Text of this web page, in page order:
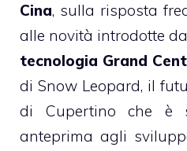
Cina, sulla risposta
alle novità introdotte
tecnologia Grand
di Snow Leopard, il
di Cupertino che è
anteprima agli